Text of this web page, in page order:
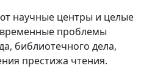
научные центры и целые
проблемы
библиотечного дела,
престижа чтения.